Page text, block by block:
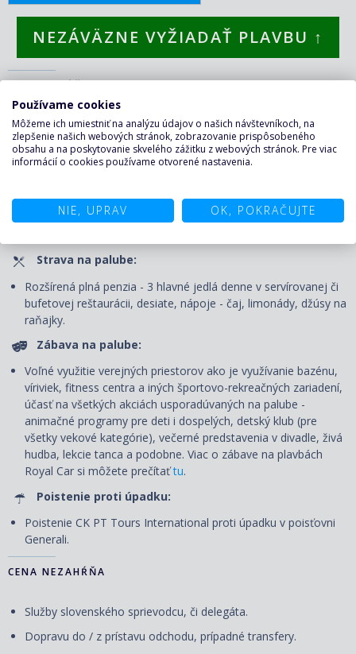
NEZÁVÄZNE VYŽIADAŤ PLAVBU ↑
Plavba:
Ubytovanie v kajute vybranej kategórie. Kajuty sú vybavené
samostatným sociálnym zariadením, klimatizáciou, TV,
trezorom a telefónom. Prístavné poplatky, portierske služby
pri nalodení a vylodení, denný upratovací servisa výhody Vami
Strava na palube:
Rozšírená plná penzia - 3 hlavné jedlá denne v servírovanej či
bufetovej reštaurácii, desiate, nápoje - čaj, limonády, džúsy na
raňajky.
Zábava na palube:
Voľné využitie verejných priestorov ako je využívanie bazénu,
víriviek, fitness centra a iných športovo-rekreačných zariadení,
účasť na všetkých akciách usporadúvaných na palube -
animačné programy pre deti i dospelých, detský klub (pre
všetky vekové kategórie), večerné predstavenia v divadle, živá
hudba, lekcie tanca a podobne. Viac o zábave na plavbách
Royal Car si môžete prečítaťtu.
Poistenie proti úpadku:
Poistenie CK PT Tours International proti úpadku v poisťovni
Generali.
CENA NEZAHŔŇA
Služby slovenského sprievodcu, či delegáta.
Dopravu do / z prístavu odchodu, prípadné transfery.
Používame cookies
Môžeme ich umiestniť na analýzu údajov o našich návštevníkoch, na
zlepšenie našich webových stránok, zobrazovanie prispôsobeného
obsahu a na poskytovanie skvelého zážitku z webových stránok. Pre viac
informácií o cookies používame otvorené nastavenia.
NIE, UPRAV OK, POKRAČUJTE